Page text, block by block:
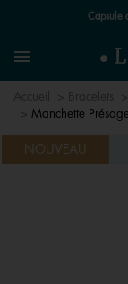
Capsule
MenuRecherchez
Manchette Présage
NOUVEAU